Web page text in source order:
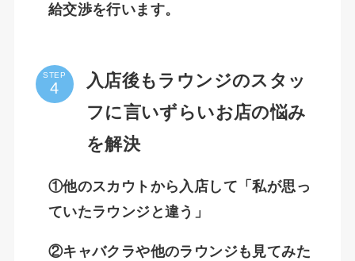
給交渉を行います。
STEP
入店後もラウンジのスタッ
フに言いずらいお店の悩み
を解決
①他のスカウトから入店して「私が思っ
ていたラウンジと違う」
②キャバクラや他のラウンジも見てみた